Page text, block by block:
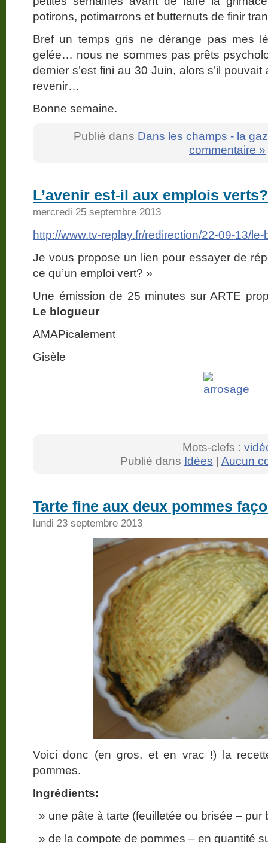
potirons, potimarrons et butternuts de finir
Bref un temps gris ne dérange pas mes
gelée… nous ne sommes pas prêts
dernier s’est fini au 30 Juin, alors s’il
revenir…
Bonne semaine.
Publié dans Dans les champs - la
commentaire »
L’avenir est-il aux emplois verts?
mercredi 25 septembre 2013
http://www.tv-replay.fr/redirection/22-09-13/
Je vous propose un lien pour essayer de
ce qu’un emploi vert? »
Une émission de 25 minutes sur ARTE
Le blogueur
AMAPicalement
Gisèle
Mots-clefs :
Publié dans Idées | Aucun
Tarte fine aux deux pommes
lundi 23 septembre 2013
Voici donc (en gros, et en vrac !) la
pommes.
Ingrédients:
une pâte à tarte (feuilletée ou brisée – pur
de la compote de pommes – en quantité